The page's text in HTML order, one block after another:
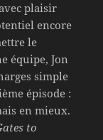
plaisir
encore
le
équipe, Jon
simple
épisode :
en mieux.
to